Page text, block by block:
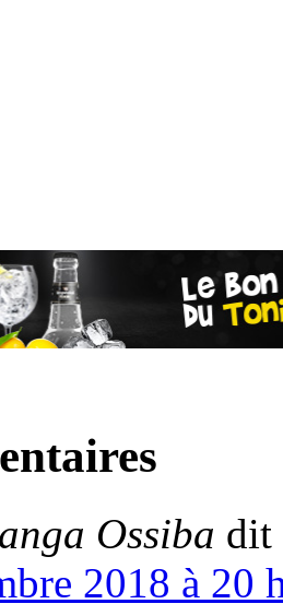
Ossiba dit
2018 à 20